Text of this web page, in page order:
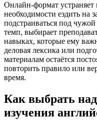
Онлайн-формат
необходимости ездить на
подстраиваться под
темп, выбирает
навыках, которые ему
деловая лексика или
материалам остаётся
повторить правило или
время.
Как выбрать
изучения